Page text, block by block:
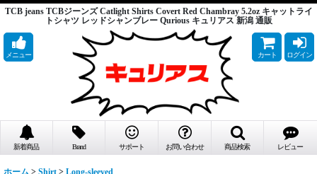
TCB jeans TCBジーンズ Catlight Shirts Covert Red Chambray 5.2oz キャットライ
トシャツ レッドシャンブレー Qurious キュリアス 新潟 通販
メニュー カート ログイン
新着商品 Brand サポート お問い合わせ 商品検索 レビュー
ホーム > Shirt > Long-sleeved